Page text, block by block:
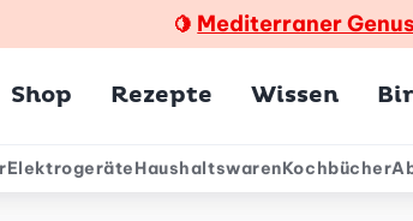
🍋 Mediterraner
Shop Rezepte Wissen
ElektrogeräteHaushaltswarenKochbücher